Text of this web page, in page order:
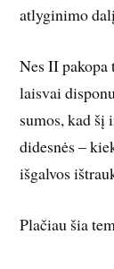
atlyginimo
Nes II
laisvai
sumos, kad
didesnės –
išgalvos
Plačiau šia